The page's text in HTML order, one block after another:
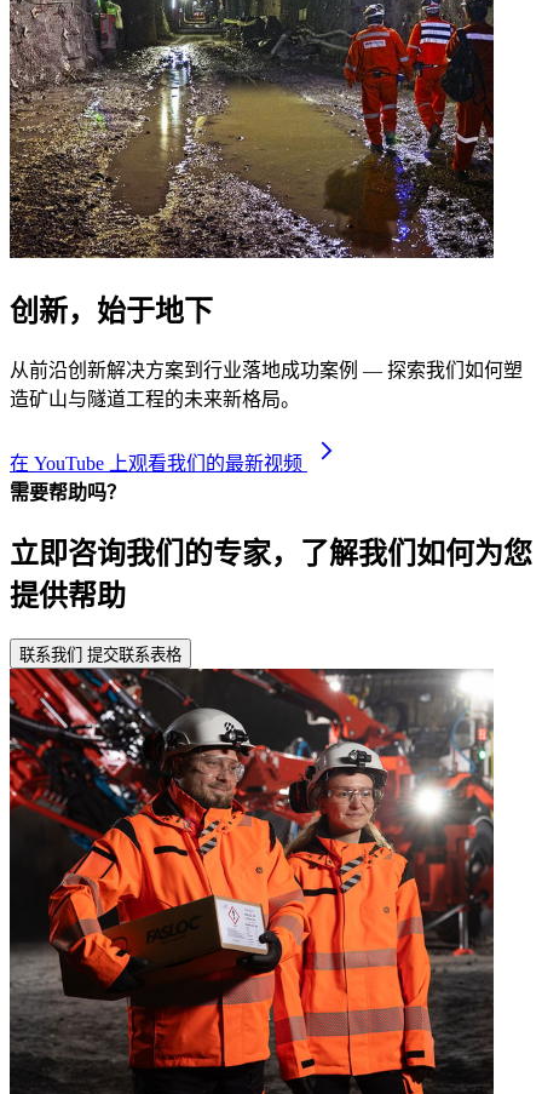
创新，始于地下
从前沿创新解决方案到行业落地成功案例 — 探索我们如何塑
造矿山与隧道工程的未来新格局。
在 YouTube 上观看我们的最新视频
需要帮助吗？
立即咨询我们的专家，了解我们如何为您
提供帮助
联系我们 提交联系表格